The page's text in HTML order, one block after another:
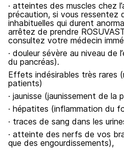
· atteintes des muscles chez
précaution, si vous ressentez
inhabituelles qui durent
arrêtez de prendre
consultez votre médecin
· douleur sévère au niveau de
du pancréas).
Effets indésirables très rares
patients)
· jaunisse (jaunissement de la
· hépatites (inflammation du
· traces de sang dans les
· atteinte des nerfs de vos
que des engourdissements),